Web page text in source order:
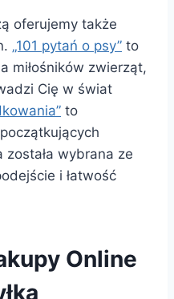
oferujemy także
„101 pytań o psy” to
miłośników zwierząt,
Cię w świat
to
wybrana ze
i łatwość
Online